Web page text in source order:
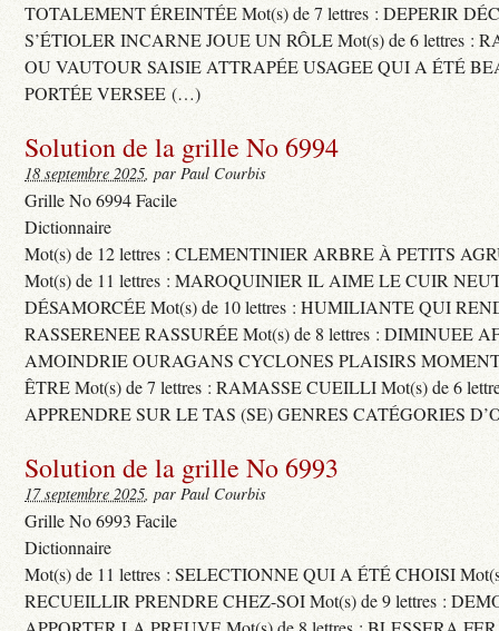
TOTALEMENT ÉREINTÉE Mot(s) de 7 lettres : DEPERIR
S’ÉTIOLER INCARNE JOUE UN RÔLE Mot(s) de 6 lettres :
OU VAUTOUR SAISIE ATTRAPÉE USAGEE QUI A ÉTÉ
PORTÉE VERSEE (…)
Solution de la grille No 6994
18 septembre 2025, par Paul Courbis
Grille No 6994 Facile
Dictionnaire
Mot(s) de 12 lettres : CLEMENTINIER ARBRE À PETITS
Mot(s) de 11 lettres : MAROQUINIER IL AIME LE CUIR
DÉSAMORCÉE Mot(s) de 10 lettres : HUMILIANTE QUI
RASSERENEE RASSURÉE Mot(s) de 8 lettres : DIMINUEE
AMOINDRIE OURAGANS CYCLONES PLAISIRS
ÊTRE Mot(s) de 7 lettres : RAMASSE CUEILLI Mot(s) de 6
APPRENDRE SUR LE TAS (SE) GENRES CATÉGORIES
Solution de la grille No 6993
17 septembre 2025, par Paul Courbis
Grille No 6993 Facile
Dictionnaire
Mot(s) de 11 lettres : SELECTIONNE QUI A ÉTÉ CHOISI
RECUEILLIR PRENDRE CHEZ-SOI Mot(s) de 9 lettres :